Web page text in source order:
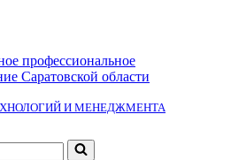
профессиональное
Саратовской области
И МЕНЕДЖМЕНТА